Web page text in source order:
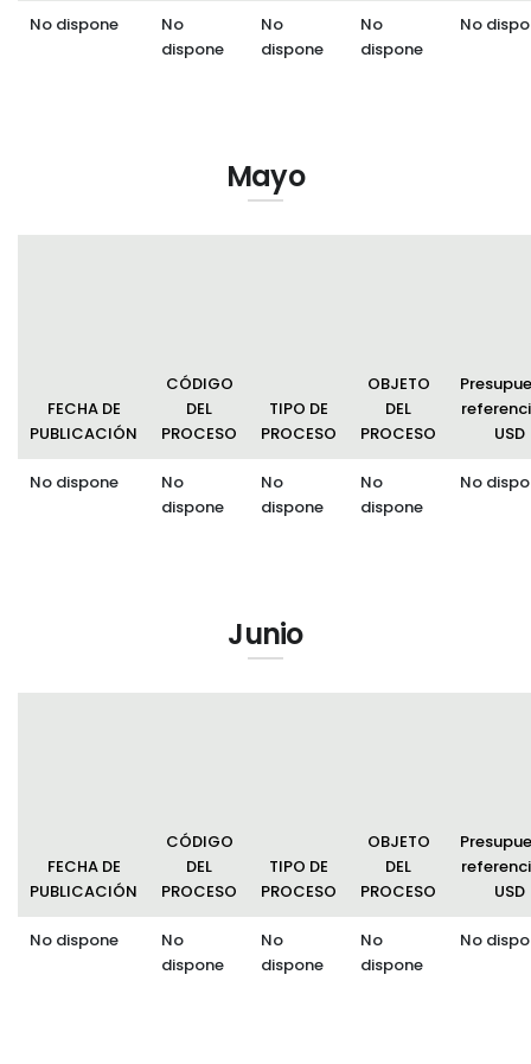
No dispone
No
dispone
No
dispone
No
dispone
No
Mayo
FECHA DE
PUBLICACIÓN
CÓDIGO
DEL
PROCESO
TIPO DE
PROCESO
OBJETO
DEL
PROCESO
USD
No dispone
No
dispone
No
dispone
No
dispone
No
Junio
FECHA DE
PUBLICACIÓN
CÓDIGO
DEL
PROCESO
TIPO DE
PROCESO
OBJETO
DEL
PROCESO
USD
No dispone
No
dispone
No
dispone
No
dispone
No